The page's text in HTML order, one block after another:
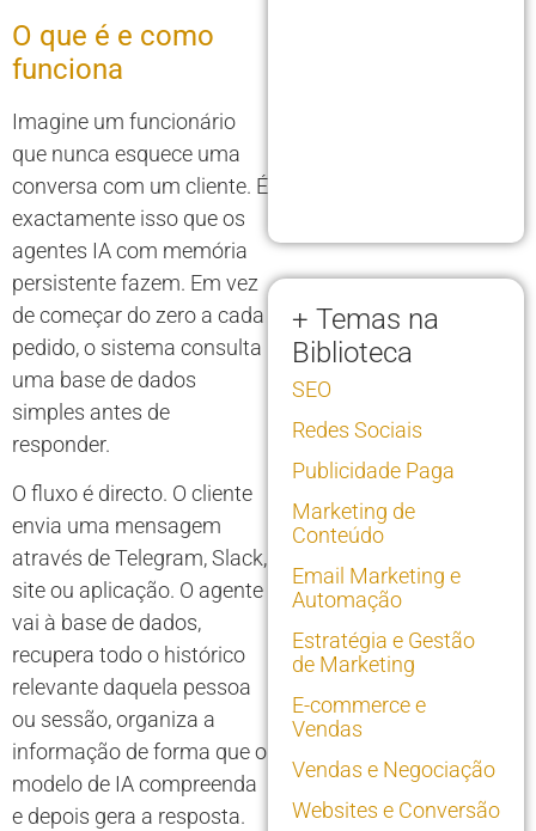
O que é e como
funciona
Imagine um funcionário
que nunca esquece uma
conversa com um cliente. É
exactamente isso que os
agentes IA com memória
persistente fazem. Em vez
de começar do zero a cada
pedido, o sistema consulta
uma base de dados
simples antes de
responder.
O fluxo é directo. O cliente
envia uma mensagem
através de Telegram, Slack,
site ou aplicação. O agente
vai à base de dados,
recupera todo o histórico
relevante daquela pessoa
ou sessão, organiza a
informação de forma que o
modelo de IA compreenda
e depois gera a resposta.
+ Temas na
Biblioteca
SEO
Redes Sociais
Publicidade Paga
Marketing de
Conteúdo
Email Marketing e
Automação
Estratégia e Gestão
de Marketing
E-commerce e
Vendas
Vendas e Negociação
Websites e Conversão